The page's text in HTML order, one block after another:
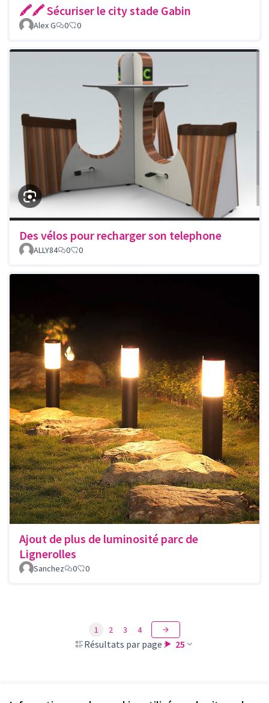
🖍🖍 Sécuriser le city stade Gabin
Alex G 0 0
Des vélos pour recharger son telephone
ALLY84 0 0
Ajout de plus de luminosité parc de
Lignerolles
Sanchez 0 0
Résultats par page : 25
1 2 3 4